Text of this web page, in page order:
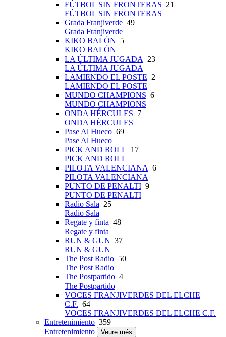
FÚTBOL SIN FRONTERAS 21
FÚTBOL SIN FRONTERAS
Grada Franjiverde 49
Grada Franjiverde
KIKO BALÓN 5
KIKO BALÓN
LA ÚLTIMA JUGADA 23
LA ÚLTIMA JUGADA
LAMIENDO EL POSTE 2
LAMIENDO EL POSTE
MUNDO CHAMPIONS 6
MUNDO CHAMPIONS
ONDA HÉRCULES 7
ONDA HÉRCULES
Pase Al Hueco 69
Pase Al Hueco
PICK AND ROLL 17
PICK AND ROLL
PILOTA VALENCIANA 6
PILOTA VALENCIANA
PUNTO DE PENALTI 9
PUNTO DE PENALTI
Radio Sala 25
Radio Sala
Regate y finta 48
Regate y finta
RUN & GUN 37
RUN & GUN
The Post Radio 50
The Post Radio
The Postpartido 4
The Postpartido
VOCES FRANJIVERDES DEL ELCHE
C.F. 64
VOCES FRANJIVERDES DEL ELCHE C.F.
Entretenimiento 359
Entretenimiento
Veure més